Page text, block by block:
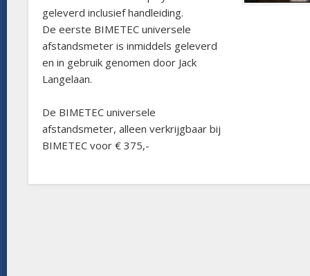
geleverd inclusief handleiding.
De eerste BIMETEC universele
afstandsmeter is inmiddels geleverd
en in gebruik genomen door Jack
Langelaan.
De BIMETEC universele
afstandsmeter, alleen verkrijgbaar bij
BIMETEC voor € 375,-